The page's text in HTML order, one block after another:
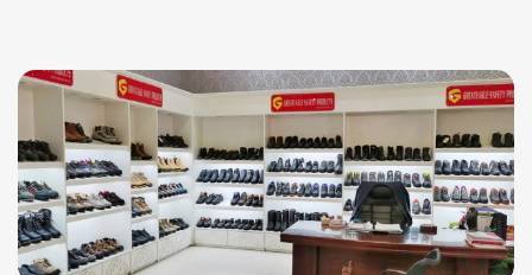
során. A kettő kombinációja révén a termék szélesebb körű
alkalmazási forgatókönyvekkel rendelkezik, és különböző
környezeti feltételek mellett is használható.